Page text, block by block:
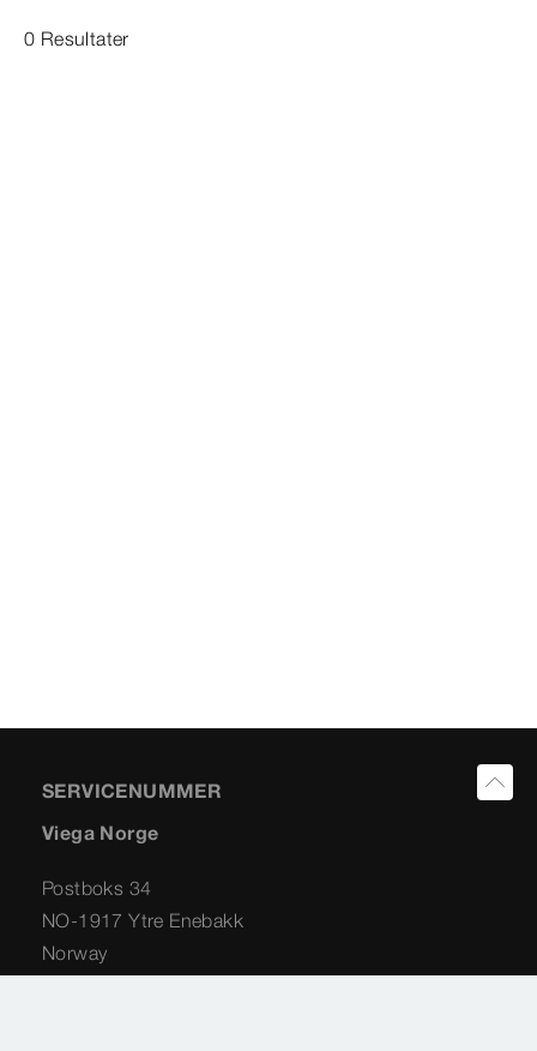
0 Resultater
SERVICENUMMER
Viega Norge
Postboks 34
NO-1917 Ytre Enebakk
Norway